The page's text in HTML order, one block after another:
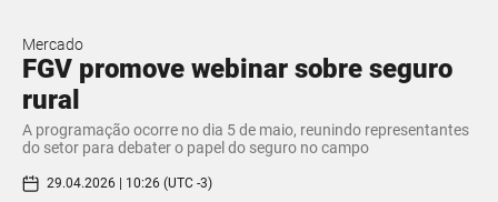
Mercado
FGV promove webinar sobre seguro
rural
A programação ocorre no dia 5 de maio, reunindo representantes
do setor para debater o papel do seguro no campo
29.04.2026 | 10:26 (UTC -3)